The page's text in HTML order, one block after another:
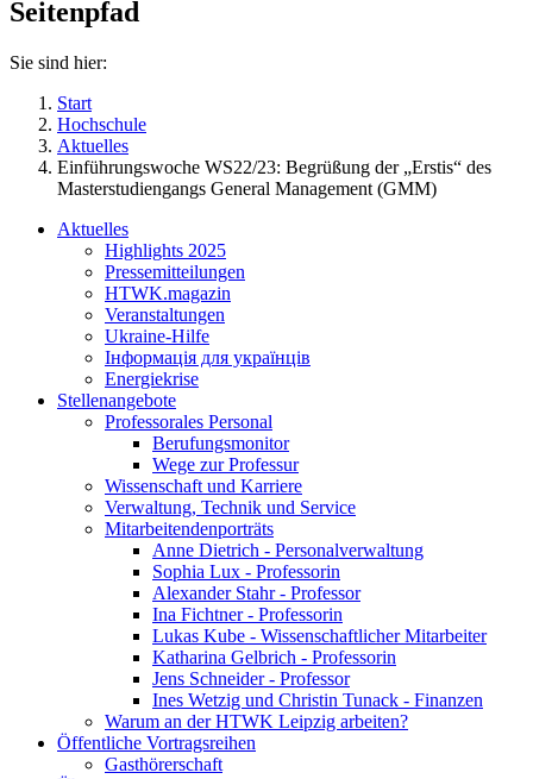
Seitenpfad
Sie sind hier:
Start
Hochschule
Aktuelles
Einführungswoche WS22/23: Begrüßung der „Erstis“ des
Masterstudiengangs General Management (GMM)
Aktuelles
Highlights 2025
Pressemitteilungen
HTWK.magazin
Veranstaltungen
Ukraine-Hilfe
Інформація для українців
Energiekrise
Stellenangebote
Professorales Personal
Berufungsmonitor
Wege zur Professur
Wissenschaft und Karriere
Verwaltung, Technik und Service
Mitarbeitendenporträts
Anne Dietrich - Personalverwaltung
Sophia Lux - Professorin
Alexander Stahr - Professor
Ina Fichtner - Professorin
Lukas Kube - Wissenschaftlicher Mitarbeiter
Katharina Gelbrich - Professorin
Jens Schneider - Professor
Ines Wetzig und Christin Tunack - Finanzen
Warum an der HTWK Leipzig arbeiten?
Öffentliche Vortragsreihen
Gasthörerschaft